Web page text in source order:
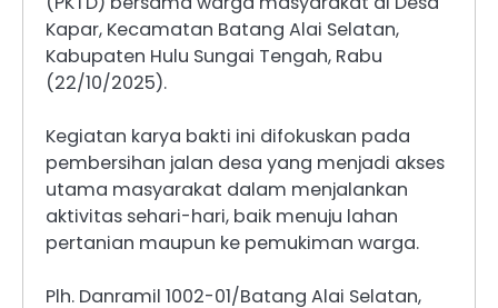
Kapar, Kecamatan Batang Alai Selatan,
Kabupaten Hulu Sungai Tengah, Rabu
(22/10/2025).
Kegiatan karya bakti ini difokuskan pada
pembersihan jalan desa yang menjadi akses
utama masyarakat dalam menjalankan
aktivitas sehari-hari, baik menuju lahan
pertanian maupun ke pemukiman warga.
Plh. Danramil 1002-01/Batang Alai Selatan,